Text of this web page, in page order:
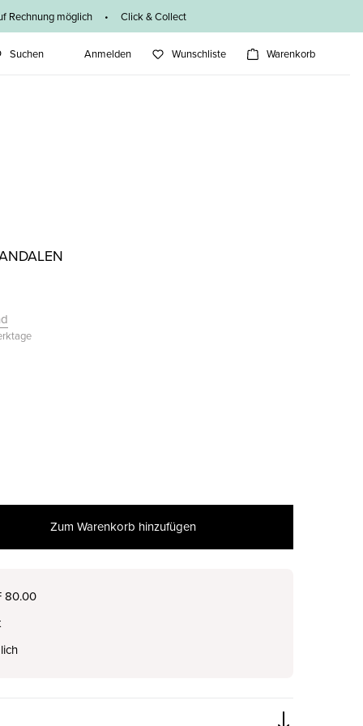
Rechnung möglich • Click & Collect
Suchen Anmelden Wunschliste Warenkorb
Zum Warenkorb hinzufügen
80.00